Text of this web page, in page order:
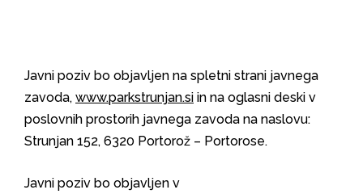
Javni poziv bo objavljen na spletni strani javnega
zavoda, www.parkstrunjan.si in na oglasni deski v
poslovnih prostorih javnega zavoda na naslovu:
Strunjan 152, 6320 Portorož – Portorose.
Javni poziv bo objavljen v